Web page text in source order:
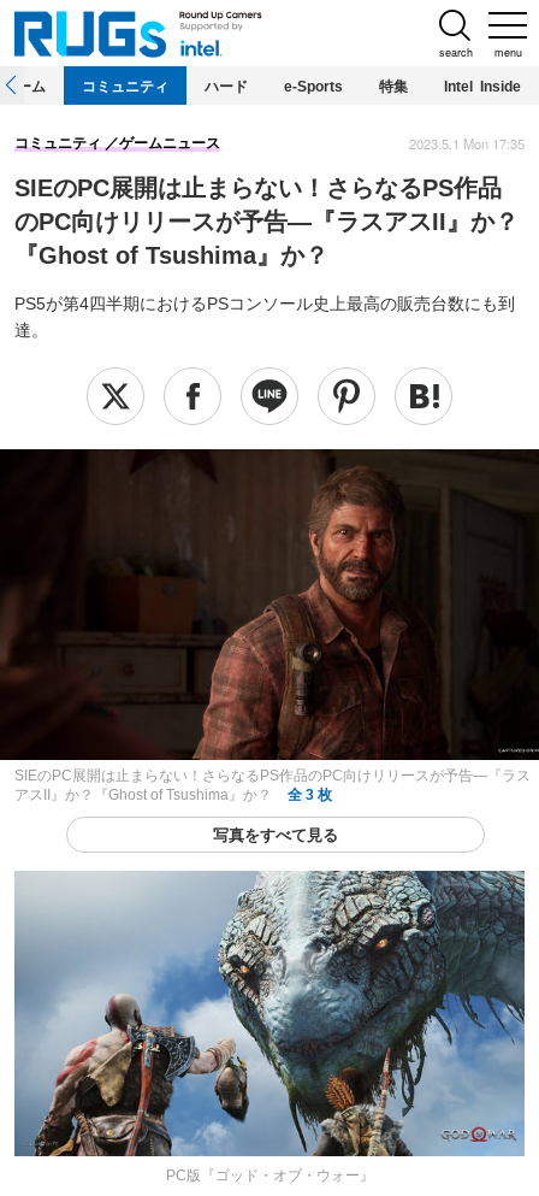
menu
search
ホーム コミュニティ ハード e-Sports 特集 Intel Inside
SIEのPC展開は止まらない！さらなるPS作品
のPC向けリリースが予告―『ラスアスII』か？
『Ghost of Tsushima』か？
PS5が第4四半期におけるPSコンソール史上最高の販売台数にも到
達。
コミュニティ ゲームニュース 2023.5.1 Mon 17:35
SIEのPC展開は止まらない！さらなるPS作品のPC向けリリースが予告―『ラス
アスII』か？『Ghost of Tsushima』か？
全 3 枚
写真をすべて見る
PC版『ゴッド・オブ・ウォー』